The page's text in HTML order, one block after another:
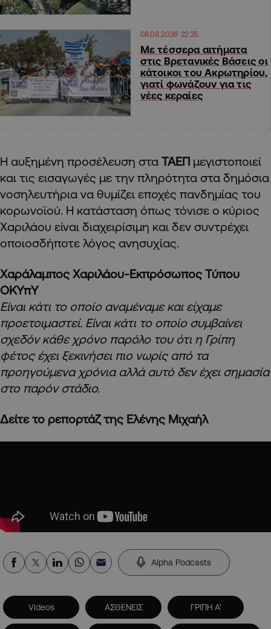
08.08.2026 22:25
Με τέσσερα αιτήματα
στις Βρετανικές Βάσεις οι
κάτοικοι του Ακρωτηρίου,
γιατί φωνάζουν για τις
νέες κεραίες
Η αυξημένη προσέλευση στα ΤΑΕΠ μεγιστοποιεί
και τις εισαγωγές με την πληρότητα στα δημόσια
νοσηλευτήρια να θυμίζει εποχές πανδημίας του
κορωνοϊού. Η κατάσταση όπως τόνισε ο κύριος
Χαριλάου είναι διαχειρίσιμη και δεν συντρέχει
οποιοσδήποτε λόγος ανησυχίας.
Χαράλαμπος Χαριλάου-Εκπρόσωπος Τύπου
ΟΚΥπΥ
Είναι κάτι το οποίο αναμέναμε και είχαμε
προετοιμαστεί. Είναι κάτι το οποίο συμβαίνει
σχεδόν κάθε χρόνο παρόλο του ότι η Γρίπη
φέτος έχει ξεκινήσει πιο νωρίς από τα
προηγούμενα χρόνια αλλά αυτό δεν έχει σημασία
στο παρόν στάδιο.
Δείτε το ρεπορτάζ της Ελένης Μιχαήλ
Alpha Podcasts
Videos ΑΣΘΕΝΕΙΣ ΓΡΙΠΗ Α'